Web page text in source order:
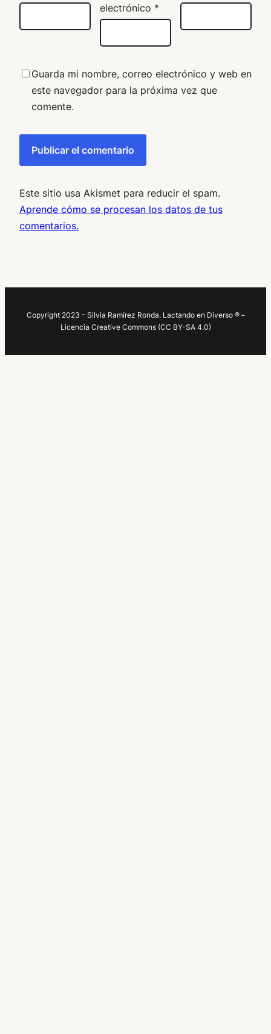
electrónico *
Guarda mi nombre, correo electrónico y web en
este navegador para la próxima vez que
comente.
Este sitio usa Akismet para reducir el spam.
Aprende cómo se procesan los datos de tus
comentarios.
Copyright 2023 – Silvia Ramírez Ronda. Lactando en Diverso ® –
Licencia Creative Commons (CC BY-SA 4.0)